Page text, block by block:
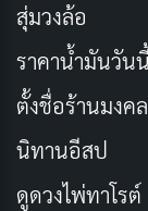
ความจําเป็นเค
ตัวอย่างเช่น
สุ่มวงล้อ
ราคาน้ำมันวันนี้
ตั้งชื่อร้านมงคล
นิทานอีสป
ดูดวงไพ่ทาโรต์